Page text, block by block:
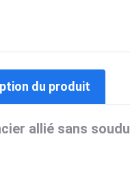
du produit
allié sans